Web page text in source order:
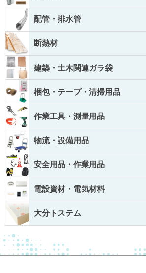
配管・排水管
断熱材
建築・土木関連ガラ袋
梱包・テープ・清掃用品
作業工具・測量用品
物流・設備用品
安全用品・作業用品
電設資材・電気材料
大分トステム